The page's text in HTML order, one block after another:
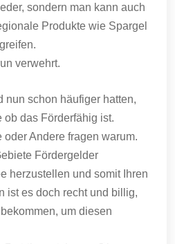
sondern man kann auch
Produkte wie Spargel
verwehrt.
nun schon häufiger hatten,
das Förderfähig ist.
Andere fragen warum.
Fördergelder
herzustellen und somit Ihren
ist es doch recht und billig,
um diesen